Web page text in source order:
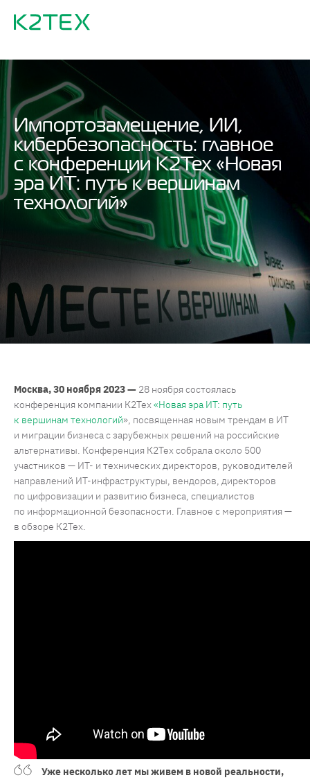
Импортозамещение, ИИ,
кибербезопасность: главное
с конференции К2Тех «Новая
эра ИТ: путь к вершинам
технологий»
Москва, 30 ноября 2023 — 28 ноября состоялась
конференция компании К2Тех«Новая эра ИТ: путь
к вершинам технологий», посвященная новым трендам в ИТ
и миграции бизнеса с зарубежных решений на российские
альтернативы. Конференция К2Тех собрала около 500
участников — ИТ- и технических директоров, руководителей
направлений ИТ-инфраструктуры, вендоров, директоров
по цифровизации и развитию бизнеса, специалистов
по информационной безопасности. Главное с мероприятия —
в обзоре К2Тех.
Уже несколько лет мы живем в новой реальности,